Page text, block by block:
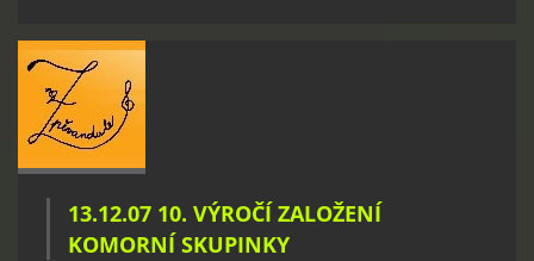
13.12.07 10. VÝROČÍ ZALOŽENÍ
KOMORNÍ SKUPINKY